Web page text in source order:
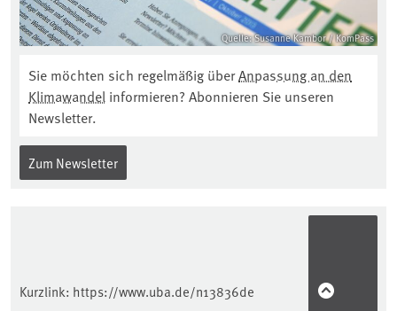
Quelle: Susanne Kambor / KomPass
Sie möchten sich regelmäßig überAnpassung an den
Klimawandel informieren? Abonnieren Sie unseren
Newsletter.
Zum Newsletter
Kurzlink: https://www.uba.de/n13836de